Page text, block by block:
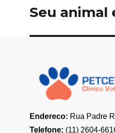
Próximo
Seu animal
Endereco: Rua Padre
Telefone: (11) 2604-